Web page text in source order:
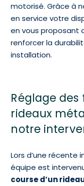
motorisé. Grâce à
en service votre
en vous proposant
renforcer la
installation.
Réglage des
rideaux
notre
Lors d’une récente
équipe est
course d’un